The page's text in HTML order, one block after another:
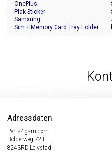
OnePlus
Plak Sticker
Samsung
Sim + Memory Card Tray Holder
Adressdaten
Parts4gsm.com
Bolderweg 72 F
8243RD Lelystad